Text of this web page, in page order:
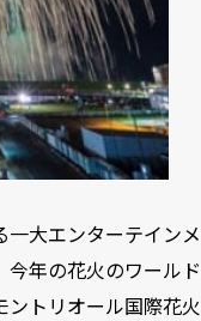
大エンターテインメ
今年の花火のワールド
トリオール国際花火